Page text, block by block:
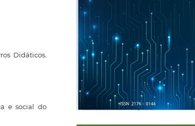
Didáticos.
e social do